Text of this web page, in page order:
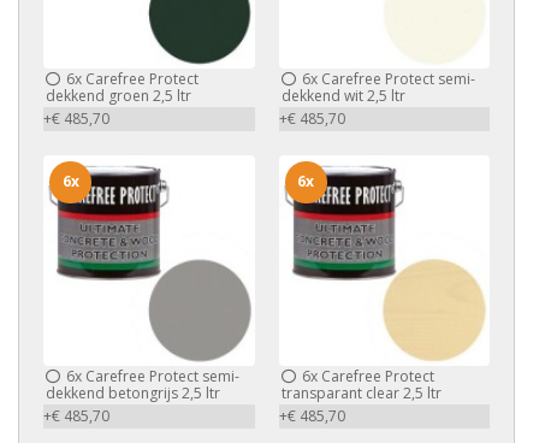
6x Carefree Protect
dekkend groen 2,5 ltr
+€ 485,70
6xCarefree Protect semi-
dekkend wit 2,5 ltr
+€ 485,70
6x Carefree Protect semi-
dekkend betongrijs 2,5 ltr
+€ 485,70
6x
6xCarefree Protect
transparant clear 2,5 ltr
+€ 485,70
6x